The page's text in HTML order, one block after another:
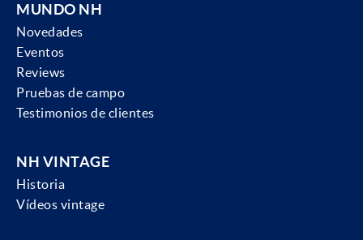
MUNDO NH
Novedades
Eventos
Reviews
Pruebas de campo
Testimonios de clientes
NH VINTAGE
Historia
Vídeos vintage